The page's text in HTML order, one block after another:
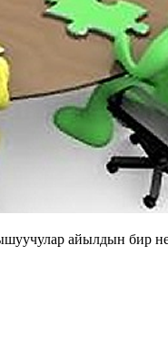
айылдын бир